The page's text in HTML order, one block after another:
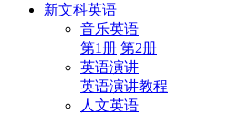
新文科英语
音乐英语
第1册 第2册
英语演讲
英语演讲教程
人文英语